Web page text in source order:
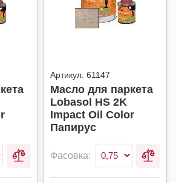
Артикул: 61147
Масло для паркета
Lobasol HS 2K
Impact Oil Color
Папирус
Фасовка: